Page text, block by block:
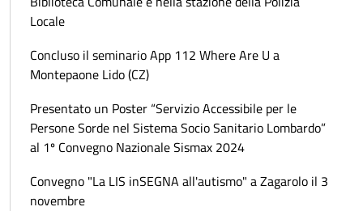
Locale
Concluso il seminario App 112 Where Are U a
Montepaone Lido (CZ)
Presentato un Poster “Servizio Accessibile per le
Persone Sorde nel Sistema Socio Sanitario Lombardo”
al 1º Convegno Nazionale Sismax 2024
Convegno "La LIS inSEGNA all'autismo" a Zagarolo il 3
novembre